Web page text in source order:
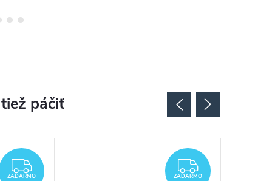
ZADARMO
ZADARMO
ZADARMO
ZADARMO